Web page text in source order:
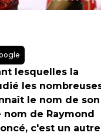
lesquelles la
les
le nom de son
de Raymond
c'est un autre